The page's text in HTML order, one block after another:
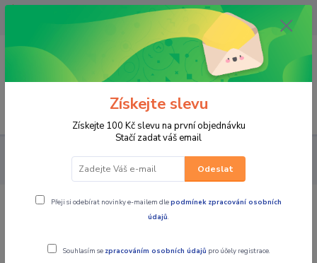
OPAVA 733537099/HLUČÍN
734541648/OLOMOUC 734593593
0,00 CZK
PRO JEZDCE HELMY VÝKLOPNÉ/PŘEKLOPNÉ
Překlopná moto přilba MATHISSE 2 Genius oranžová matná
AIROH Překlopná moto
matná
Získejte slevu
Získejte 100 Kč slevu na první objednávku
Stačí zadat váš email
Odeslat
Přeji si odebírat novinky e-mailem dlepodmínek zpracování osobních
údajů.
Souhlasím se zpracováním osobních údajů pro účely registrace.